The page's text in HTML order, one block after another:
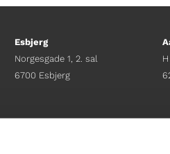
Esbjerg
Norgesgade 1, 2. sal
6700 Esbjerg